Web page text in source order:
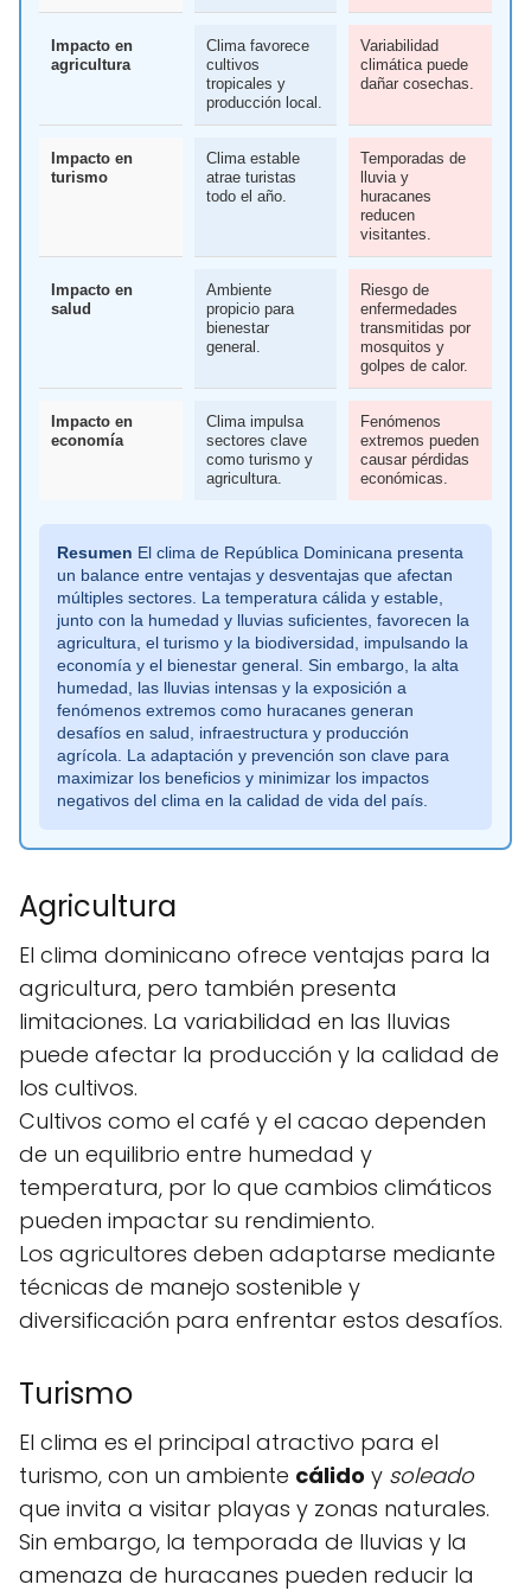
Impacto en
agricultura
Clima favorece
cultivos
tropicales y
producción local.
Variabilidad
climática puede
dañar cosechas.
Impacto en
turismo
Clima estable
atrae turistas
todo el año.
Temporadas de
lluvia y
huracanes
reducen
visitantes.
Impacto en
salud
Ambiente
propicio para
bienestar
general.
Riesgo de
enfermedades
transmitidas por
mosquitos y
golpes de calor.
Impacto en
economía
Clima impulsa
sectores clave
como turismo y
agricultura.
Fenómenos
extremos pueden
causar pérdidas
económicas.
Resumen El clima de República Dominicana presenta
un balance entre ventajas y desventajas que afectan
múltiples sectores. La temperatura cálida y estable,
junto con la humedad y lluvias suficientes, favorecen la
agricultura, el turismo y la biodiversidad, impulsando la
economía y el bienestar general. Sin embargo, la alta
humedad, las lluvias intensas y la exposición a
fenómenos extremos como huracanes generan
desafíos en salud, infraestructura y producción
agrícola. La adaptación y prevención son clave para
maximizar los beneficios y minimizar los impactos
negativos del clima en la calidad de vida del país.
Agricultura
El clima dominicano ofrece ventajas para la
agricultura, pero también presenta
limitaciones. La variabilidad en las lluvias
puede afectar la producción y la calidad de
los cultivos.
Cultivos como el café y el cacao dependen
de un equilibrio entre humedad y
temperatura, por lo que cambios climáticos
pueden impactar su rendimiento.
Los agricultores deben adaptarse mediante
técnicas de manejo sostenible y
diversificación para enfrentar estos desafíos.
Turismo
El clima es el principal atractivo para el
turismo, con un ambiente cálido y soleado
que invita a visitar playas y zonas naturales.
Sin embargo, la temporada de lluvias y la
amenaza de huracanes pueden reducir la